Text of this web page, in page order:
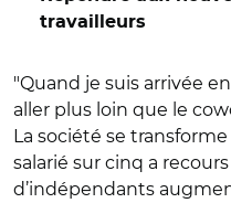
travailleurs
"Quand je suis arrivée en
aller plus loin que le
La société se
salarié sur cinq a
d’indépendants